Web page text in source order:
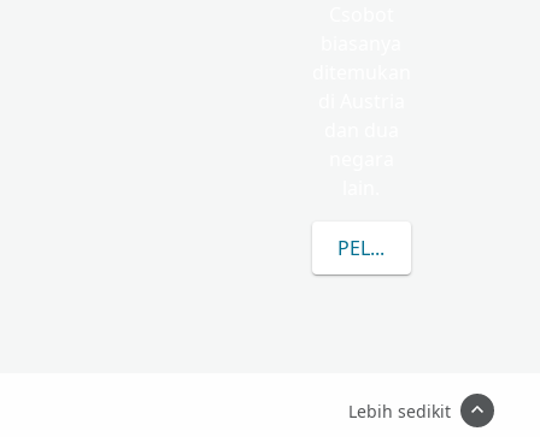
PELAJARI LEBIH
Lebih sedikit